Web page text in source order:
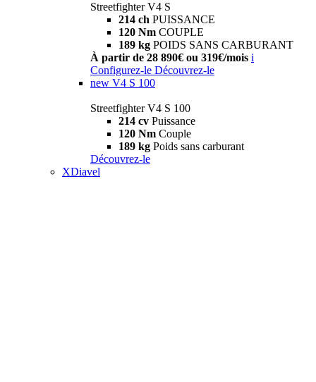
Streetfighter V4 S
214 ch PUISSANCE
120 Nm COUPLE
189 kg POIDS SANS CARBURANT
À partir de 28 890€ ou 319€/mois i
Configurez-le Découvrez-le
new V4 S 100
Streetfighter V4 S 100
214 cv Puissance
120 Nm Couple
189 kg Poids sans carburant
Découvrez-le
XDiavel